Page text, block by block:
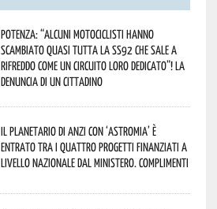
Potenza: “alcuni motociclisti hanno
scambiato quasi tutta la SS92 che sale a
Rifreddo come un circuito loro dedicato”! La
denuncia di un cittadino
Il Planetario di Anzi con ‘Astromia’ è
entrato tra i quattro progetti finanziati a
livello nazionale dal Ministero. Complimenti